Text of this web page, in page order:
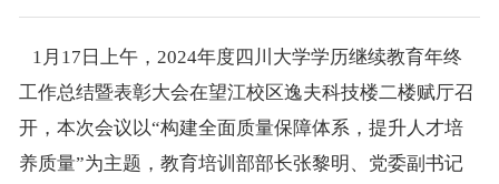
1月 17 日上午， 2024年度四川大学学历继续教育年终
工作总结暨表彰大会在望江校区逸夫科技楼二楼赋厅召
开，本次会议以“构建全面质量保障体系，提升人才培
养质量”为主题，教育培训部部长张黎明、党委副书记